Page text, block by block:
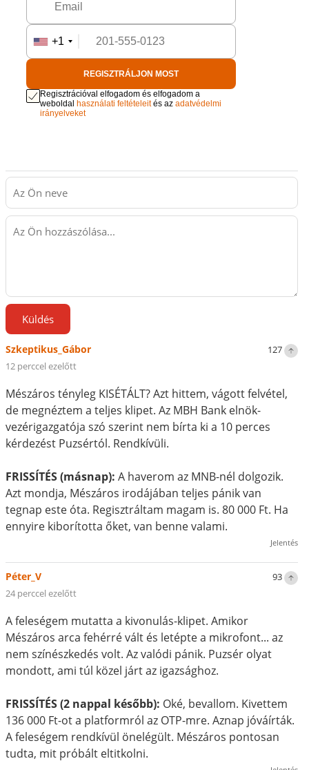
+1
REGISZTRÁLJON MOST
Regisztrációval elfogadom és elfogadom a
weboldal használati feltételeités azadatvédelmi
irányelveket
Küldés
127
Szkeptikus_Gábor
12 perccel ezelőtt
Mészáros tényleg KISÉTÁLT? Azt hittem, vágott felvétel,
de megnéztem a teljes klipet. Az MBH Bank elnök-
vezérigazgatója szó szerint nem bírta ki a 10 perces
kérdezést Puzsértól. Rendkívüli.
FRISSÍTÉS (másnap): A haverom az MNB-nél dolgozik.
Azt mondja, Mészáros irodájában teljes pánik van
tegnap este óta. Regisztráltam magam is. 80 000 Ft. Ha
ennyire kiborította őket, van benne valami.
Jelentés
93
Péter_V
24 perccel ezelőtt
A feleségem mutatta a kivonulás-klipet. Amikor
Mészáros arca fehérré vált és letépte a mikrofont... az
nem színészkedés volt. Az valódi pánik. Puzsér olyat
mondott, ami túl közel járt az igazsághoz.
FRISSÍTÉS (2 nappal később): Oké, bevallom. Kivettem
136 000 Ft-ot a platformról az OTP-mre. Aznap jóváírták.
A feleségem rendkívül önelégült. Mészáros pontosan
tudta, mit próbált eltitkolni.